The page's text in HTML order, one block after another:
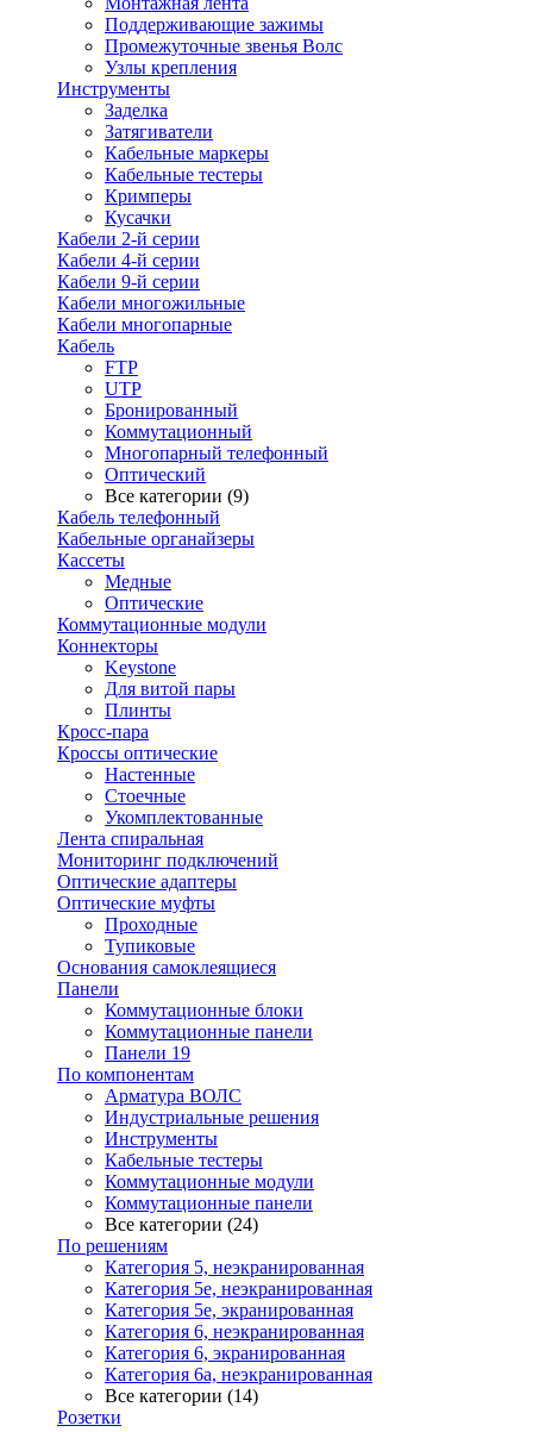
Поддерживающие зажимы
Промежуточные звенья Волс
Узлы крепления
Инструменты
Заделка
Затягиватели
Кабельные маркеры
Кабельные тестеры
Кримперы
Кусачки
Кабели 2-й серии
Кабели 4-й серии
Кабели 9-й серии
Кабели многожильные
Кабели многопарные
Кабель
FTP
UTP
Бронированный
Коммутационный
Многопарный телефонный
Оптический
Все категории (9)
Кабель телефонный
Кабельные органайзеры
Кассеты
Медные
Оптические
Коммутационные модули
Коннекторы
Keystone
Для витой пары
Плинты
Кросс-пара
Кроссы оптические
Настенные
Стоечные
Укомплектованные
Лента спиральная
Мониторинг подключений
Оптические адаптеры
Оптические муфты
Проходные
Тупиковые
Основания самоклеящиеся
Панели
Коммутационные блоки
Коммутационные панели
Панели 19
По компонентам
Арматура ВОЛС
Индустриальные решения
Инструменты
Кабельные тестеры
Коммутационные модули
Коммутационные панели
Все категории (24)
По решениям
Категория 5, неэкранированная
Категория 5е, неэкранированная
Категория 5е, экранированная
Категория 6, неэкранированная
Категория 6, экранированная
Категория 6а, неэкранированная
Все категории (14)
Розетки